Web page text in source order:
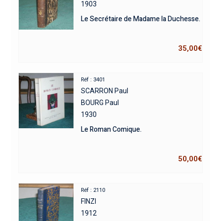
1903
Le Secrétaire de Madame la Duchesse.
35,00€
Réf : 3401
SCARRON Paul
BOURG Paul
1930
Le Roman Comique.
50,00€
Réf : 2110
FINZI
1912